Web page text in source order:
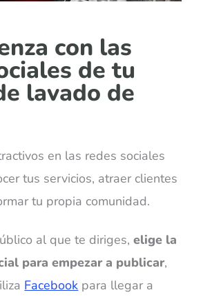
con las
de tu
lavado de
en las redes sociales
tus servicios, atraer clientes
tu propia comunidad.
al que te diriges,elige la
para empezar a publicar,
Facebook para llegar a